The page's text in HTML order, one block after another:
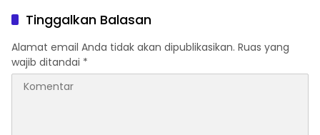
Tinggalkan Balasan
Alamat email Anda tidak akan dipublikasikan. Ruas yang
wajib ditandai *